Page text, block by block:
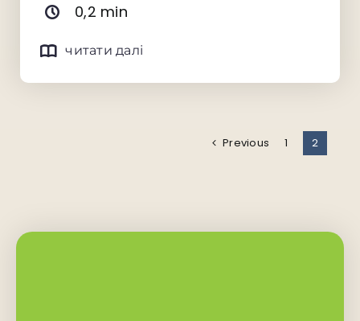
0,2 min
читати далі
Previous 1 2